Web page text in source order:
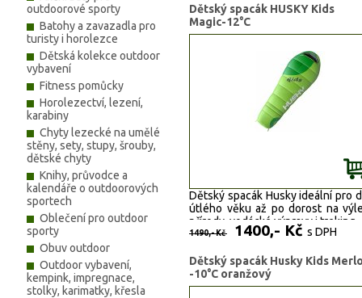
outdoorové sporty
Batohy a zavazadla pro
turisty i horolezce
Dětská kolekce outdoor
vybavení
Fitness pomůcky
Horolezectví, lezení,
karabiny
Chyty lezecké na umělé
stěny, sety, stupy, šrouby,
dětské chyty
Knihy, průvodce a
kalendáře o outdoorových
sportech
Oblečení pro outdoor
sporty
Obuv outdoor
Outdoor vybavení,
kempink, impregnace,
stolky, karimatky, křesla
Dětský spacák HUSKY Kids
Magic-12°C
Dětský spacák Husky ideální pro
útlého věku až po dorost na
přírody, vodácké výpravy i treking.
1490,- Kč 1400,- Kč s DPH
Dětský spacák Husky Kids
-10°C oranžový